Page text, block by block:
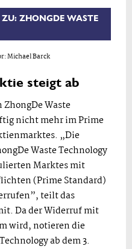
ZU: ZHONGDE WASTE
Michael Barck
steigt ab
Waste
nicht mehr im Prime
„Die
Waste Technology
Marktes mit
(Prime Standard)
teilt das
Da der Widerruf mit
wird, notieren die
ab dem 3.